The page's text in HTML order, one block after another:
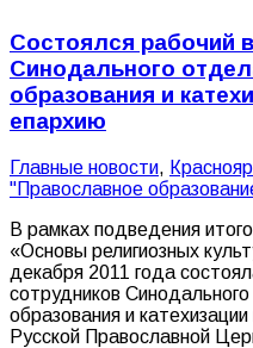
Состоялся рабочий
Синодального
образования и
епархию
Главные новости,
"Православное
В рамках подведения
«Основы религиозных
декабря 2011 года
сотрудников Синодального
образования и
Русской Православной